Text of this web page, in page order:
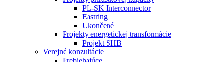
PL-SK Interconnector
Eastring
Ukončené
Projekty energetickej transformácie
Projekt SHB
Verejné konzultácie
Prebiehajúce